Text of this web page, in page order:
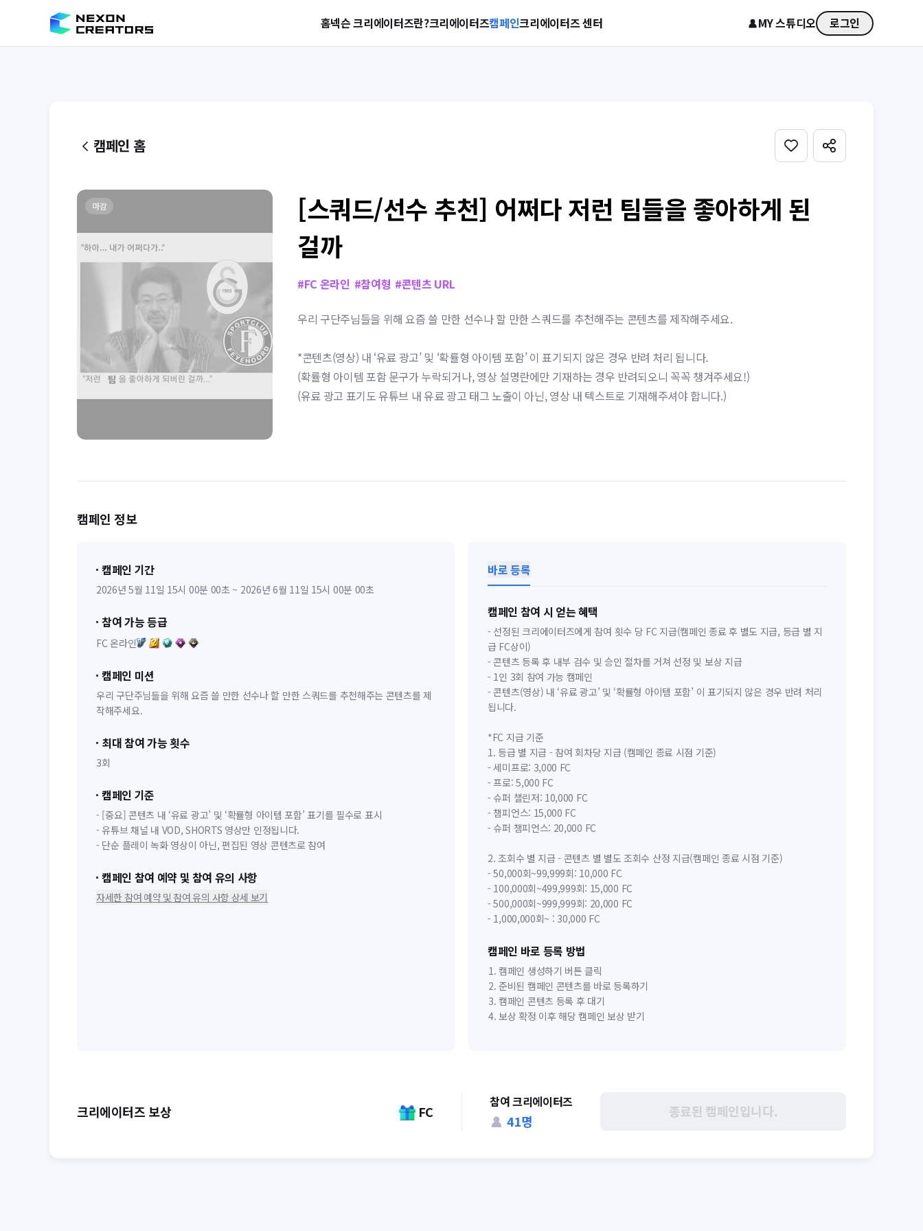
홈넥슨 크리에이터즈란?크리에이터즈캠페인크리에이터즈 센터 MY 스튜디오 로그인
캠페인 홈
마감
[스쿼드/선수 추천] 어쩌다 저런 팀들을 좋아하게 된
걸까
#FC 온라인 #참여형 #콘텐츠 URL
우리 구단주님들을 위해 요즘 쓸 만한 선수나 할 만한 스쿼드를 추천해주는 콘텐츠를 제작해주세요.
*콘텐츠(영상) 내 ‘유료 광고’ 및 ‘확률형 아이템 포함’ 이 표기되지 않은 경우 반려 처리 됩니다.
(확률형 아이템 포함 문구가 누락되거나, 영상 설명란에만 기재하는 경우 반려되오니 꼭꼭 챙겨주세요!)
(유료 광고 표기도 유튜브 내 유료 광고 태그 노출이 아닌, 영상 내 텍스트로 기재해주셔야 합니다.)
캠페인 정보
캠페인 기간
2026년 5월 11일 15시 00분 00초 ~ 2026년 6월 11일 15시 00분 00초
참여 가능 등급
FC 온라인
캠페인 미션
우리 구단주님들을 위해 요즘 쓸 만한 선수나 할 만한 스쿼드를 추천해주는 콘텐츠를 제
작해주세요.
최대 참여 가능 횟수
3회
캠페인 기준
- [중요] 콘텐츠 내 ‘유료 광고’ 및 ‘확률형 아이템 포함’ 표기를 필수로 표시
- 유튜브 채널 내 VOD, SHORTS 영상만 인정됩니다.
- 단순 플레이 녹화 영상이 아닌, 편집된 영상 콘텐츠로 참여
캠페인 참여 예약 및 참여 유의 사항
자세한 참여 예약 및 참여 유의 사항 상세 보기
바로 등록
캠페인 참여 시 얻는 혜택
- 선정된 크리에이터즈에게 참여 횟수 당 FC 지급(캠페인 종료 후 별도 지급, 등급 별 지
급 FC상이)
- 콘텐츠 등록 후 내부 검수 및 승인 절차를 거쳐 선정 및 보상 지급
- 1인 3회 참여 가능 캠페인
- 콘텐츠(영상) 내 ‘유료 광고’ 및 ‘확률형 아이템 포함’ 이 표기되지 않은 경우 반려 처리
됩니다.
*FC 지급 기준
1. 등급 별 지급 - 참여 회차당 지급 (캠페인 종료 시점 기준)
- 세미프로: 3,000 FC
- 프로: 5,000 FC
- 슈퍼 챌린저: 10,000 FC
- 챔피언스: 15,000 FC
- 슈퍼 챔피언스: 20,000 FC
2. 조회수 별 지급 - 콘텐츠 별 별도 조회수 산정 지급(캠페인 종료 시점 기준)
- 50,000회~99,999회: 10,000 FC
- 100,000회~499,999회: 15,000 FC
- 500,000회~999,999회: 20,000 FC
- 1,000,000회~ : 30,000 FC
캠페인 바로 등록 방법
캠페인 생성하기 버튼 클릭
준비된 캠페인 콘텐츠를 바로 등록하기
캠페인 콘텐츠 등록 후 대기
보상 확정 이후 해당 캠페인 보상 받기
크리에이터즈 보상 FC
참여 크리에이터즈
41명
종료된 캠페인입니다.